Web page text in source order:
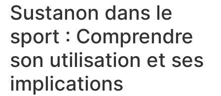
Sustanon dans le
sport : Comprendre
son utilisation et ses
implications